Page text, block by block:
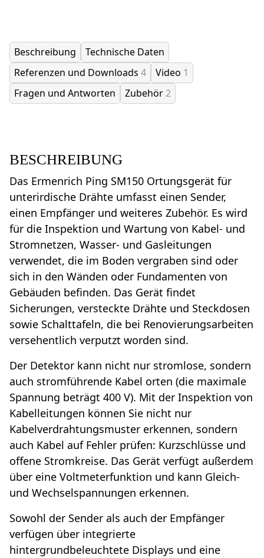
Beschreibung
Technische Daten
Referenzen und Downloads 4 Video 1
Fragen und Antworten
Zubehör 2
BESCHREIBUNG
Das Ermenrich Ping SM150 Ortungsgerät für
unterirdische Drähte umfasst einen Sender,
einen Empfänger und weiteres Zubehör. Es wird
für die Inspektion und Wartung von Kabel- und
Stromnetzen, Wasser- und Gasleitungen
verwendet, die im Boden vergraben sind oder
sich in den Wänden oder Fundamenten von
Gebäuden befinden. Das Gerät findet
Sicherungen, versteckte Drähte und Steckdosen
sowie Schalttafeln, die bei Renovierungsarbeiten
versehentlich verputzt worden sind.
Der Detektor kann nicht nur stromlose, sondern
auch stromführende Kabel orten (die maximale
Spannung beträgt 400 V). Mit der Inspektion von
Kabelleitungen können Sie nicht nur
Kabelverdrahtungsmuster erkennen, sondern
auch Kabel auf Fehler prüfen: Kurzschlüsse und
offene Stromkreise. Das Gerät verfügt außerdem
über eine Voltmeterfunktion und kann Gleich-
und Wechselspannungen erkennen.
Sowohl der Sender als auch der Empfänger
verfügen über integrierte
hintergrundbeleuchtete Displays und eine